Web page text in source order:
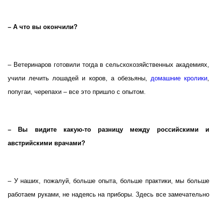
– А что вы окончили?
– Ветеринаров готовили тогда в сельскохозяйственных академиях,
учили лечить лошадей и коров, а обезьяны, домашние кролики,
попугаи, черепахи – все это пришло с опытом.
– Вы видите какую-то разницу между российскими и
австрийскими врачами?
– У наших, пожалуй, больше опыта, больше практики, мы больше
работаем руками, не надеясь на приборы. Здесь все замечательно